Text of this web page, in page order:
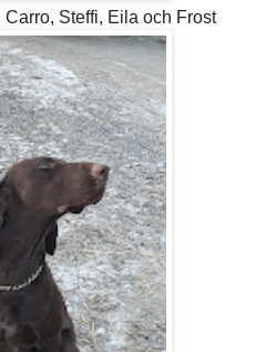
Steffi, Eila och Frost